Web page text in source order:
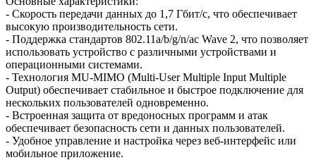
- Скорость передачи данных до 1,7 Гбит/с, что обеспечивает
высокую производительность сети.
- Поддержка стандартов 802.11a/b/g/n/ac Wave 2, что позволяет
использовать устройство с различными устройствами и
операционными системами.
- Технология MU-MIMO (Multi-User Multiple Input Multiple
Output) обеспечивает стабильное и быстрое подключение для
нескольких пользователей одновременно.
- Встроенная защита от вредоносных программ и атак
обеспечивает безопасность сети и данных пользователей.
- Удобное управление и настройка через веб-интерфейс или
мобильное приложение.